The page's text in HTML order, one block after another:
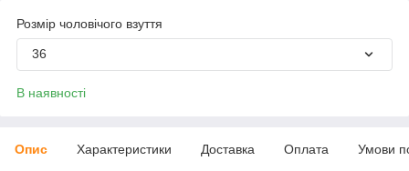
Розмір чоловічого взуття
36
В наявності
Опис Характеристики Доставка Оплата Умови